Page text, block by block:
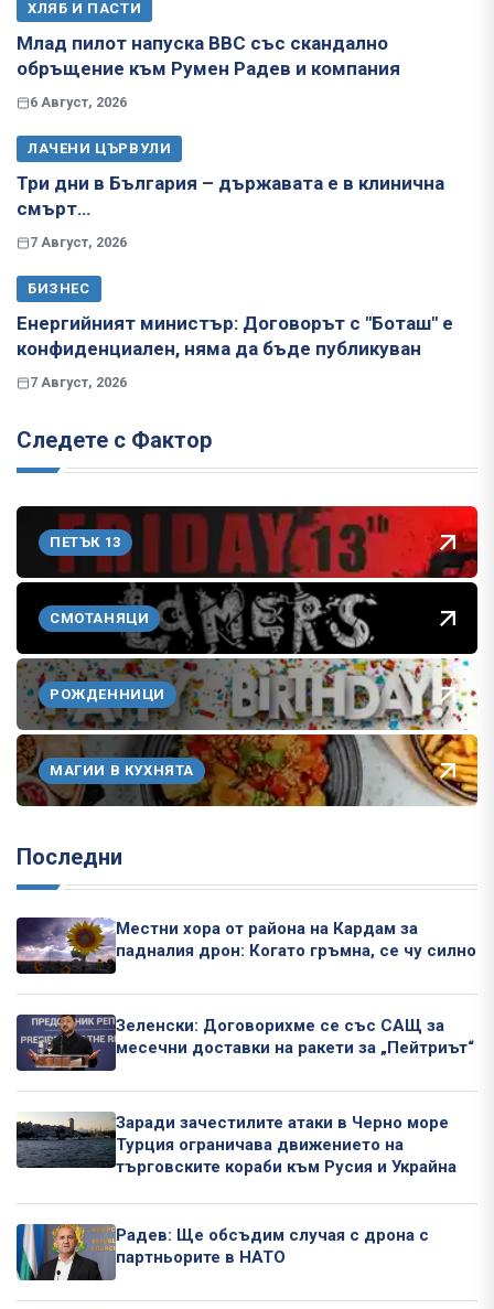
ХЛЯБ И ПАСТИ
Млад пилот напуска ВВС със скандално
обръщение към Румен Радев и компания
6 Август, 2026
ЛАЧЕНИ ЦЪРВУЛИ
Три дни в България – държавата е в клинична
смърт…
7 Август, 2026
БИЗНЕС
Енергийният министър: Договорът с "Боташ" е
конфиденциален, няма да бъде публикуван
7 Август, 2026
Следете с Фактор
ПЕТЪК 13
СМОТАНЯЦИ
РОЖДЕННИЦИ
МАГИИ В КУХНЯТА
Последни
Местни хора от района на Кардам за
падналия дрон: Когато гръмна, се чу силно
Зеленски: Договорихме се със САЩ за
месечни доставки на ракети за „Пейтриът“
Заради зачестилите атаки в Черно море
Турция ограничава движението на
търговските кораби към Русия и Украйна
Радев: Ще обсъдим случая с дрона с
партньорите в НАТО